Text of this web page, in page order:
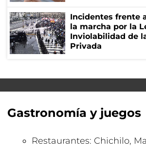
Incidentes frente
la marcha por la
Inviolabilidad de
Privada
Gastronomía y juegos
Restaurantes: Chichilo,